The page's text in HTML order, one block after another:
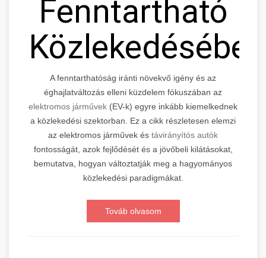
Fenntartható
Közlekedésében
A fenntarthatóság iránti növekvő igény és az
éghajlatváltozás elleni küzdelem fókuszában az
elektromos járművek (EV-k) egyre inkább kiemelkednek
a közlekedési szektorban. Ez a cikk részletesen elemzi
az elektromos járművek és távirányítós autók
fontosságát, azok fejlődését és a jövőbeli kilátásokat,
bemutatva, hogyan változtatják meg a hagyományos
közlekedési paradigmákat.
Továb olvasom